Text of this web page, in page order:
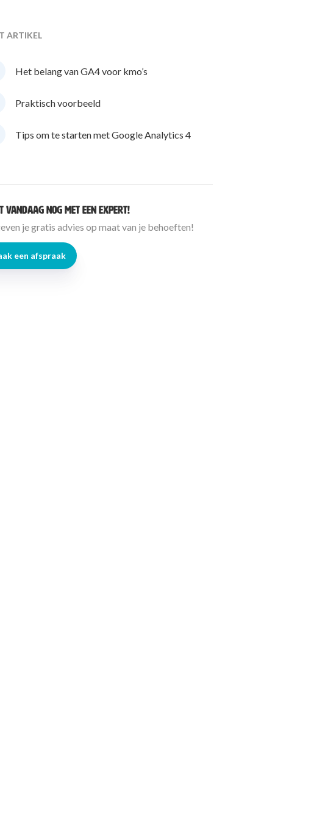
ARTIKEL
Het belang van GA4 voor kmo’s
Praktisch voorbeeld
Tips om te starten met Google Analytics 4
vandaag nog met een expert!
je gratis advies op maat van je behoeften!
een afspraak